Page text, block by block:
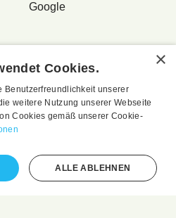
Google
exklusive Teehaus in der
Feldbach, Österreich
Cookies.
Benutzerfreundlichkeit unserer
weitere Nutzung unserer Webseite
Cookies gemäß unserer Cookie-
ALLE ABLEHNEN